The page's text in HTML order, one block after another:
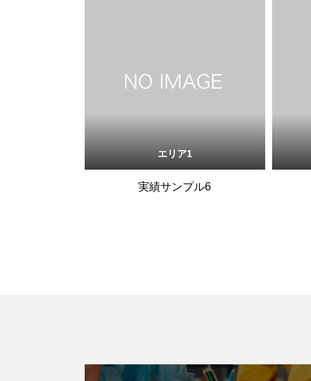
エリア1
実績サンプル6